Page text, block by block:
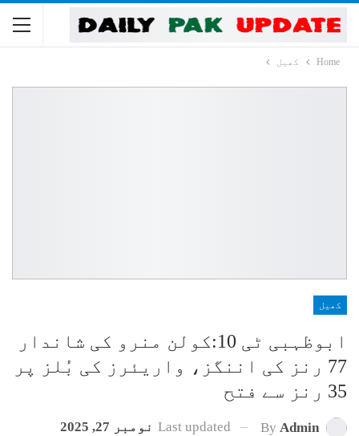
Home کھیل
کھیل
ابوظہبی ٹی 10:کولن منرو کی شاندار
77 رنز کی اننگز، واریئرز کی بُلز پر
35 رنز سے فتح
By Admin
Last updated نومبر 27, 2025